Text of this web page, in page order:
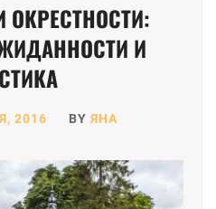
ОКРЕСТНОСТИ:
И
2016 BY ЯНА